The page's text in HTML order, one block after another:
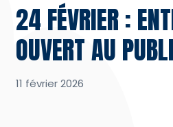
24 FÉVRIER :
OUVERT AU
11 février 2026